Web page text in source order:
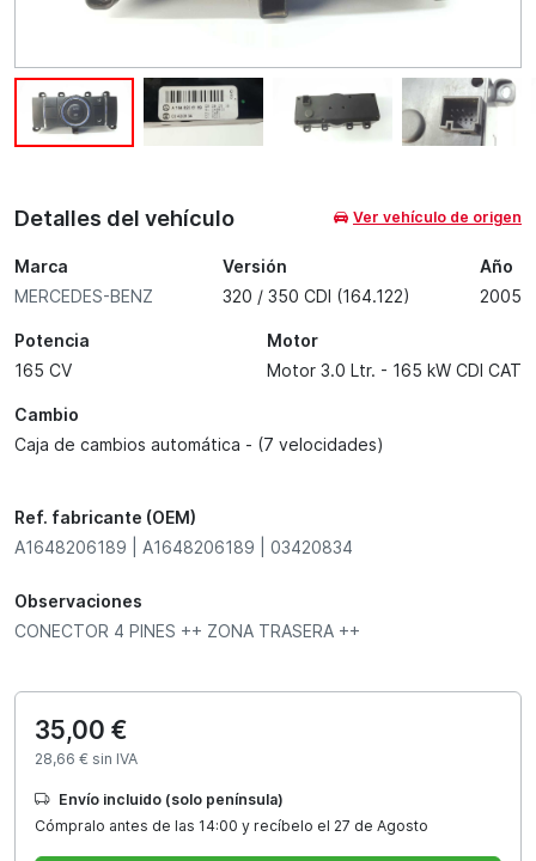
Detalles del vehículo Ver vehículo de origen
Marca
MERCEDES-BENZ
Versión
320 / 350 CDI (164.122)
Año
2005
Potencia
165 CV
Motor
Motor 3.0 Ltr. - 165 kW CDI CAT
Cambio
Caja de cambios automática - (7 velocidades)
Ref. fabricante (OEM)
A1648206189 | A1648206189 | 03420834
Observaciones
CONECTOR 4 PINES ++ ZONA TRASERA ++
35,00 €
28,66 € sin IVA
Envío incluido (solo península)
Cómpralo antes de las 14:00 y recíbelo el 27 de Agosto